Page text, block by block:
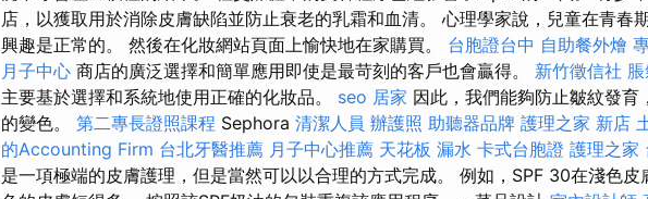
店，以獲取用於消除皮膚缺陷並防止衰老的乳霜和血清。 心理學家說，兒童在青春
興趣是正常的。 然後在化妝網站頁面上愉快地在家購買。 台胞證台中 自助餐外燴
月子中心 商店的廣泛選擇和簡單應用即使是最苛刻的客戶也會贏得。 新竹徵信社
主要基於選擇和系統地使用正確的化妝品。 seo 居家 因此，我們能夠防止皺紋發育
的變色。 第二專長證照課程 Sephora 清潔人員 辦護照 助聽器品牌 護理之家 新店
的Accounting Firm 台北牙醫推薦 月子中心推薦 天花板 漏水 卡式台胞證 護理之家
是一項極端的皮膚護理，但是當然可以以合理的方式完成。 例如，SPF 30在淺色皮